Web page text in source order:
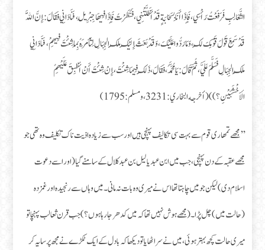
الثَّعَالِبِ فَرَفَعْتُ رَأْسِي، فَإِذَا أَنَا بِسَحَابَةٍ قَدْ أَظَلَّتْنِي، فَنَظَرْتُ فَإِذَا فِيهَا جِبْرِيلُ، فَنَادَانِي فَقَالَ: إِنَّ اللَّهَ
قَدْ سَمِعَ قَوْلَ قَوْمِكَ لَكَ، وَمَا رَدُّوا عَلَيْكَ، وَقَدْ بَعَثَ إِلَيْكَ مَلَكَ الجِبَالِ لِتَأْمُرَهُ بِمَا شِئْتَ فِيهِمْ، فَنَادَانِي
مَلَكُ الجِبَالِ فَسَلَّمَ عَلَيَّ، ثُمَّ قَالَ: يَا مُحَمَّدُ، فَقَالَ، ذَلِكَ فِيمَا شِئْتَ، إِنْ شِئْتَ أَنْ أُطْبِقَ عَلَيْهِمُ
الأَخْشَبَيْنِ؟))(أخرجه البخاري: 3231، ومسلم:1795)
’’مجھے تمھاری قوم سے بہت سی تکالیف پہنچی ہیں اور سب سے زیادہ اذیت ناک تکلیف وہ تھی جو
مجھے عقبہ کے دن پہنچی، جب میں ابن عبد یا لیل بن عبد کلال کے سامنے گیا (اور اسے دعوت
اسلام دی) لیکن جو میں چاہتا تھا اس نے میری وہ بات نہ مانی۔ میں وہاں سے رنجیدہ اور غمزدہ
(حالت میں) چل پڑا۔ (مجھے ہوش نہیں تھا کہ میں کدھر جا رہا ہوں؟) جب قرن ثعالب پہنچا تو
میری حالت کچھ بہتر ہوئی، میں نے سر اٹھایا تو دیکھا کہ بادل کے ایک ٹکڑے نے مجھ پر سایہ کر